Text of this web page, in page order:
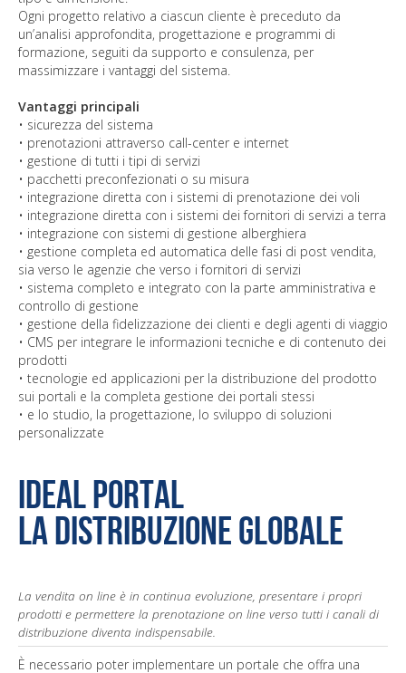
Ogni progetto relativo a ciascun cliente è preceduto da
un’analisi approfondita, progettazione e programmi di
formazione, seguiti da supporto e consulenza, per
massimizzare i vantaggi del sistema.
Vantaggi principali
• sicurezza del sistema
• prenotazioni attraverso call-center e internet
• gestione di tutti i tipi di servizi
• pacchetti preconfezionati o su misura
• integrazione diretta con i sistemi di prenotazione dei voli
• integrazione diretta con i sistemi dei fornitori di servizi a terra
• integrazione con sistemi di gestione alberghiera
• gestione completa ed automatica delle fasi di post vendita,
sia verso le agenzie che verso i fornitori di servizi
• sistema completo e integrato con la parte amministrativa e
controllo di gestione
• gestione della fidelizzazione dei clienti e degli agenti di viaggio
• CMS per integrare le informazioni tecniche e di contenuto dei
prodotti
• tecnologie ed applicazioni per la distribuzione del prodotto
sui portali e la completa gestione dei portali stessi
• e lo studio, la progettazione, lo sviluppo di soluzioni
personalizzate
IDEAL PORTAL
la distribuzione globale
La vendita on line è in continua evoluzione, presentare i propri
prodotti e permettere la prenotazione on line verso tutti i canali di
distribuzione diventa indispensabile.
È necessario poter implementare un portale che offra una